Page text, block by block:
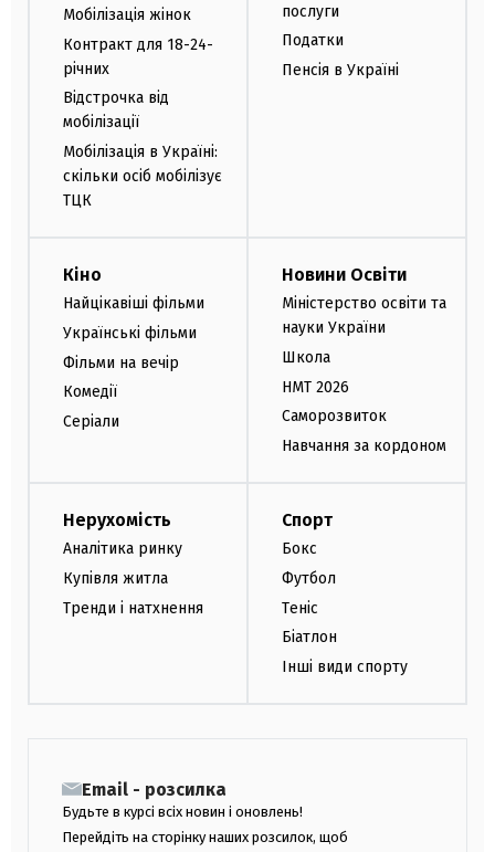
Мобілізація жінок
Контракт для 18-24-
річних
Відстрочка від
мобілізації
Мобілізація в Україні:
скільки осіб мобілізує
ТЦК
послуги
Податки
Пенсія в Україні
Кіно
Найцікавіші фільми
Українські фільми
Фільми на вечір
Комедії
Серіали
Новини Освіти
Міністерство освіти та
науки України
Школа
НМТ 2026
Саморозвиток
Навчання за кордоном
Нерухомість
Аналітика ринку
Купівля житла
Тренди і натхнення
Спорт
Бокс
Футбол
Теніс
Біатлон
Інші види спорту
Email - розсилка
Будьте в курсі всіх новин і оновлень!
Перейдіть на сторінку наших розсилок, щоб